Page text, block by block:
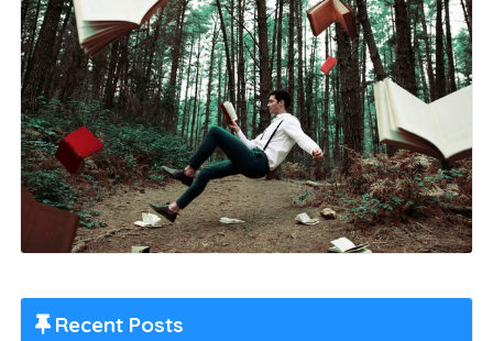
Recent Posts